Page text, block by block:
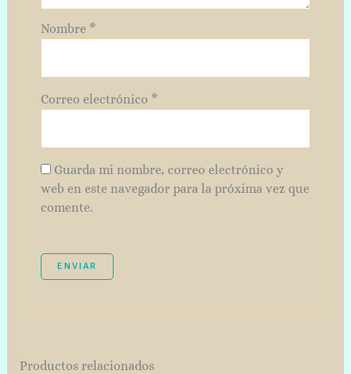
Nombre *
Correo electrónico *
Guarda mi nombre, correo electrónico y
web en este navegador para la próxima vez que
comente.
Productos relacionados